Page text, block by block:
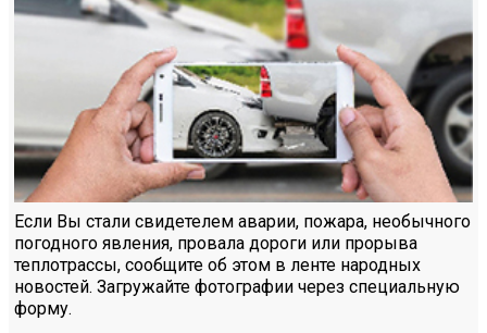
Если Вы стали свидетелем аварии, пожара, необычного
погодного явления, провала дороги или прорыва
теплотрассы, сообщите об этом в ленте народных
новостей. Загружайте фотографии через специальную
форму.